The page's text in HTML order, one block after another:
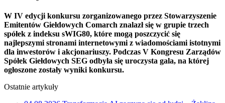
W IV edycji konkursu zorganizowanego przez Stowarzyszenie
Emitentów Giełdowych Comarch znalazł się w grupie trzech
spółek z indeksu sWIG80, które mogą poszczycić się
najlepszymi stronami internetowymi z wiadomościami istotnymi
dla inwestorów i akcjonariuszy. Podczas V Kongresu Zarządów
Spółek Giełdowych SEG odbyła się uroczysta gala, na której
ogłoszone zostały wyniki konkursu.
Ostatnie artykuły